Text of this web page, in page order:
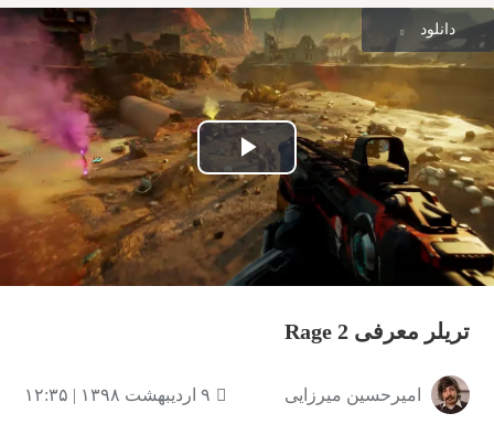
پخش
ویدیو
دانلود
تریلر معرفی Rage 2
امیرحسین میرزایی ۹ اردیبهشت ۱۳۹۸ | ۱۲:۳۵